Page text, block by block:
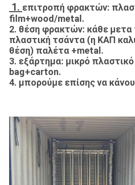
1. επιτροπή φρακτών:
film+wood/metal.
2. θέση φρακτών: κάθε μετα
πλαστική τσάντα (η ΚΑΠ
θέση) παλέτα +metal.
3. εξάρτημα: μικρό
bag+carton.
4. μπορούμε επίσης να